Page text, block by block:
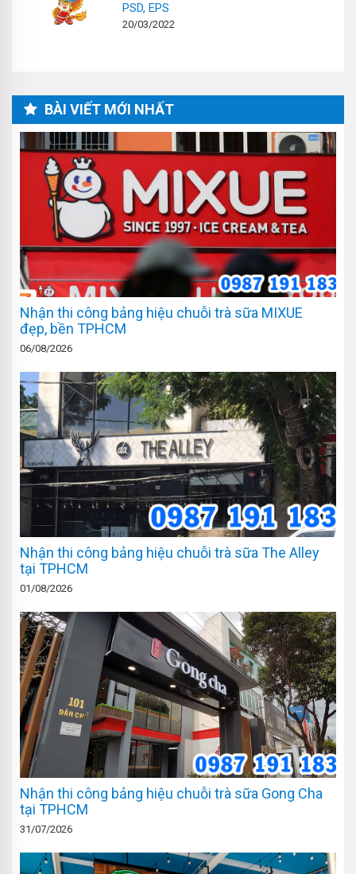
PSD, EPS
20/03/2022
BÀI VIẾT MỚI NHẤT
Nhận thi công bảng hiệu chuỗi trà sữa MIXUE
đẹp, bền TPHCM
06/08/2026
Nhận thi công bảng hiệu chuỗi trà sữa The Alley
tại TPHCM
01/08/2026
Nhận thi công bảng hiệu chuỗi trà sữa Gong Cha
tại TPHCM
31/07/2026